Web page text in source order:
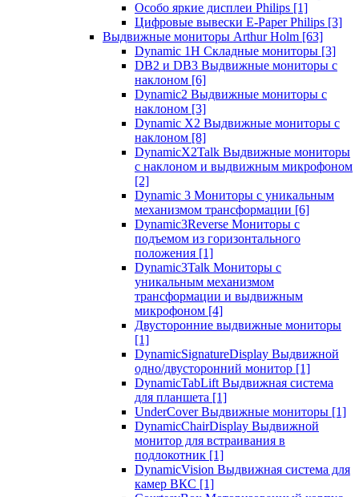
Особо яркие дисплеи Philips [1]
Цифровые вывески E-Paper Philips [3]
Выдвижные мониторы Arthur Holm [63]
Dynamic 1Н Складные мониторы [3]
DB2 и DB3 Выдвижные мониторы с
наклоном [6]
Dynamic2 Выдвижные мониторы с
наклоном [3]
Dynamic X2 Выдвижные мониторы с
наклоном [8]
DynamicX2Talk Выдвижные мониторы
с наклоном и выдвижным микрофоном
[2]
Dynamic 3 Мониторы с уникальным
механизмом трансформации [6]
Dynamic3Reverse Мониторы с
подъемом из горизонтального
положения [1]
Dynamic3Talk Мониторы с
уникальным механизмом
трансформации и выдвижным
микрофоном [4]
Двусторонние выдвижные мониторы
[1]
DynamicSignatureDisplay Выдвижной
одно/двусторонний монитор [1]
DynamicTabLift Выдвижная система
для планшета [1]
UnderCover Выдвижные мониторы [1]
DynamicChairDisplay Выдвижной
монитор для встраивания в
подлокотник [1]
DynamicVision Выдвижная система для
камер ВКС [1]